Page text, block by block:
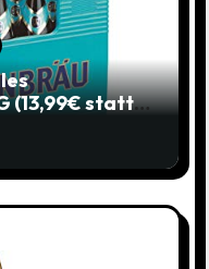
(13,99€ statt